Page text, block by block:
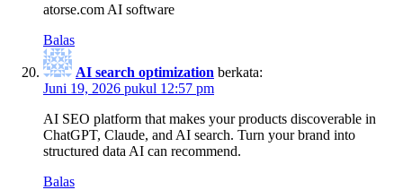
atorse.com AI software
Balas
AI search optimization berkata:
Juni 19, 2026 pukul 12:57 pm
AI SEO platform that makes your products discoverable in
ChatGPT, Claude, and AI search. Turn your brand into
structured data AI can recommend.
Balas